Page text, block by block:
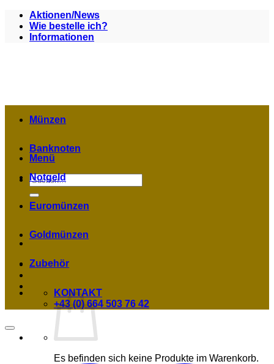
Zum
Inhalt
springen
Aktionen/News
Wie bestelle ich?
Informationen
Menü
Suchen
nach:
Es befinden sich keine Produkte im Warenkorb.
Münzen
Banknoten
Notgeld
Euromünzen
Goldmünzen
Zubehör
KONTAKT
+43 (0) 664 503 76 42